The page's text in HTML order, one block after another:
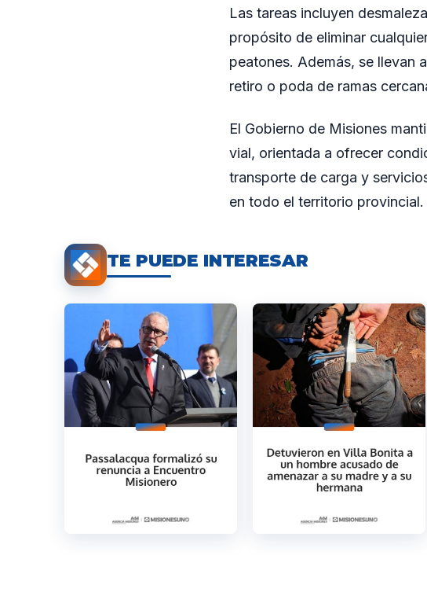
Las tareas incluyen
propósito de eliminar
peatones. Además, se llevan
retiro o poda de ramas
El Gobierno de Misiones
vial, orientada a ofrecer
transporte de carga y
en todo el territorio provincial.
TE PUEDE INTERESAR